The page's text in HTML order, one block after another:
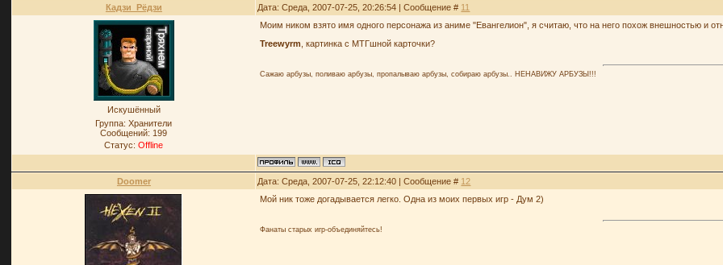
Кадзи_Рёдзи Дата: Среда, 2007-07-25, 20:26:54 | Сообщение # 11
Искушённый
Группа: Хранители
Сообщений: 199
Статус:Offline
Моим ником взято имя одного персонажа из аниме "Евангелион", я считаю, что на него похож внешностью и
Treewyrm , картинка с МТГшной карточки?
Сажаю арбузы, поливаю арбузы, пропалываю арбузы, собираю арбузы.. НЕНАВИЖУ АРБУЗЫ!!!
Doomer Дата: Среда, 2007-07-25, 22:12:40 | Сообщение # 12
Мой ник тоже догадывается легко. Одна из моих первых игр - Дум 2)
Фанаты старых игр-объединяйтесь!